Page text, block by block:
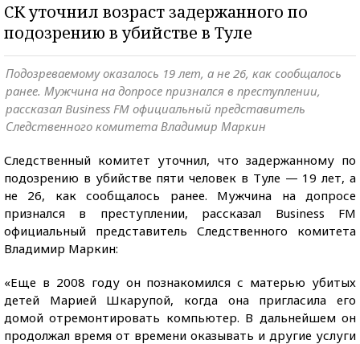
СК уточнил возраст задержанного по
подозрению в убийстве в Туле
Подозреваемому оказалось 19 лет, а не 26, как сообщалось
ранее. Мужчина на допросе признался в преступлении,
рассказал Business FM официальный представитель
Следственного комитета Владимир Маркин
Следственный комитет уточнил, что задержанному по
подозрению в убийстве пяти человек в Туле — 19 лет, а
не 26, как сообщалось ранее. Мужчина на допросе
признался в преступлении, рассказал Business FM
официальный представитель Следственного комитета
Владимир Маркин:
«Еще в 2008 году он познакомился с матерью убитых
детей Марией Шкарупой, когда она пригласила его
домой отремонтировать компьютер. В дальнейшем он
продолжал время от времени оказывать и другие услуги